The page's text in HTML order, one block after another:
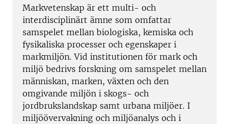
Markvetenskap är ett multi- och
interdisciplinärt ämne som omfattar
samspelet mellan biologiska, kemiska och
fysikaliska processer och egenskaper i
markmiljön. Vid institutionen för mark och
miljö bedrivs forskning om samspelet mellan
människan, marken, växten och den
omgivande miljön i skogs- och
jordbrukslandskap samt urbana miljöer. I
miljöövervakning och miljöanalys och i